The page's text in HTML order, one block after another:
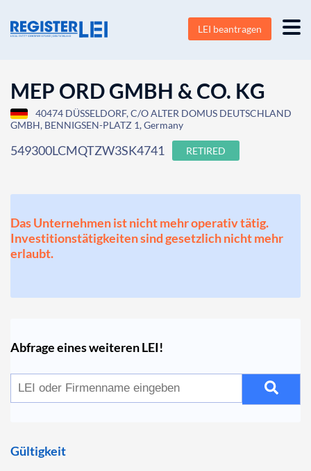
LEI beantragen
MEP ORD GMBH & CO. KG
40474 DÜSSELDORF, C/O ALTER DOMUS DEUTSCHLAND
GMBH, BENNIGSEN-PLATZ 1, Germany
549300LCMQTZW3SK4741 RETIRED
Das Unternehmen ist nicht mehr operativ tätig.
Investitionstätigkeiten sind gesetzlich nicht mehr
erlaubt.
Abfrage eines weiteren LEI!
Gültigkeit